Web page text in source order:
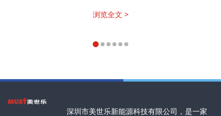
浏览全文 >
深圳市美世乐新能源科技有限公司，是一家